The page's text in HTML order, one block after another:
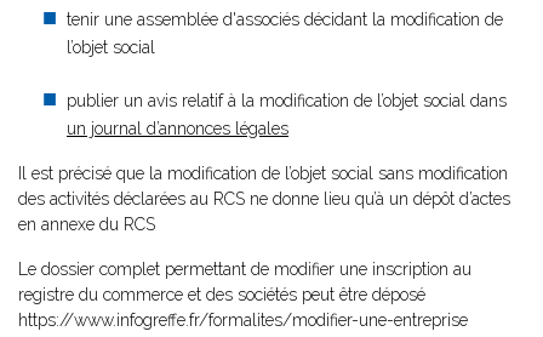
tenir une assemblée d'associés décidant la modification de
l’objet social
publier un avis relatif à la modification de l’objet social dans
un journal d’annonces légales
Il est précisé que la modification de l’objet social sans modification
des activités déclarées au RCS ne donne lieu qu’à un dépôt d’actes
en annexe du RCS
Le dossier complet permettant de modifier une inscription au
registre du commerce et des sociétés peut être déposé
https://www.infogreffe.fr/formalites/modifier-une-entreprise